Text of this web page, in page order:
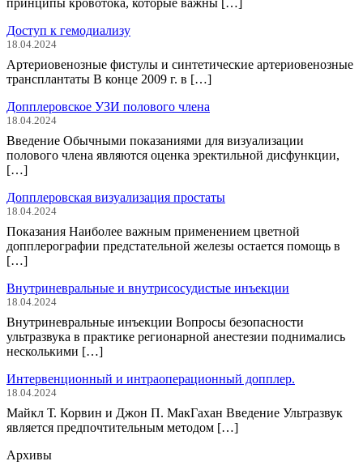
принципы кровотока, которые важны […]
Доступ к гемодиализу
18.04.2024
Артериовенозные фистулы и синтетические артериовенозные
трансплантаты В конце 2009 г. в […]
Допплеровское УЗИ полового члена
18.04.2024
Введение Обычными показаниями для визуализации
полового члена являются оценка эректильной дисфункции,
[…]
Допплеровская визуализация простаты
18.04.2024
Показания Наиболее важным применением цветной
допплерографии предстательной железы остается помощь в
[…]
Внутриневральные и внутрисосудистые инъекции
18.04.2024
Внутриневральные инъекции Вопросы безопасности
ультразвука в практике регионарной анестезии поднимались
несколькими […]
Интервенционный и интраоперационный допплер.
18.04.2024
Майкл Т. Корвин и Джон П. МакГахан Введение Ультразвук
является предпочтительным методом […]
Архивы